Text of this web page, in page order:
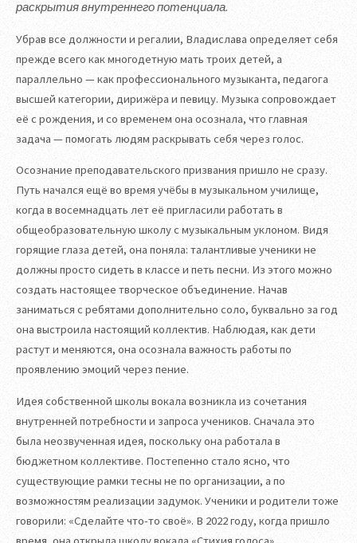
раскрытия внутреннего потенциала.
Убрав все должности и регалии, Владислава определяет себя
прежде всего как многодетную мать троих детей, а
параллельно — как профессионального музыканта, педагога
высшей категории, дирижёра и певицу. Музыка сопровождает
её с рождения, и со временем она осознала, что главная
задача — помогать людям раскрывать себя через голос.
Осознание преподавательского призвания пришло не сразу.
Путь начался ещё во время учёбы в музыкальном училище,
когда в восемнадцать лет её пригласили работать в
общеобразовательную школу с музыкальным уклоном. Видя
горящие глаза детей, она поняла: талантливые ученики не
должны просто сидеть в классе и петь песни. Из этого можно
создать настоящее творческое объединение. Начав
заниматься с ребятами дополнительно соло, буквально за год
она выстроила настоящий коллектив. Наблюдая, как дети
растут и меняются, она осознала важность работы по
проявлению эмоций через пение.
Идея собственной школы вокала возникла из сочетания
внутренней потребности и запроса учеников. Сначала это
была неозвученная идея, поскольку она работала в
бюджетном коллективе. Постепенно стало ясно, что
существующие рамки тесны не по организации, а по
возможностям реализации задумок. Ученики и родители тоже
говорили: «Сделайте что-то своё». В 2022 году, когда пришло